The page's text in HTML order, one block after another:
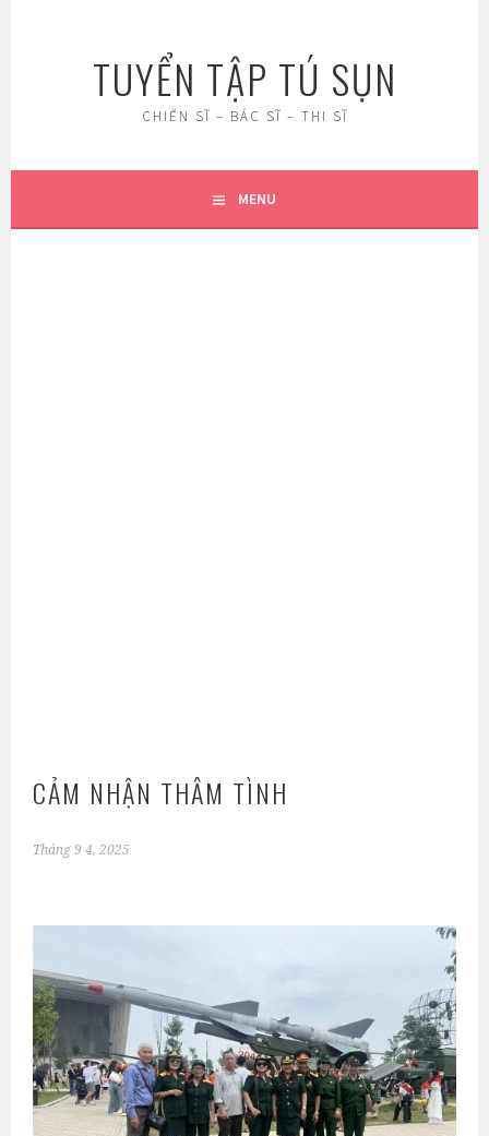
TUYỂN TẬP TÚ SỤN
CHIẾN SĨ – BÁC SĨ – THI SĨ
MENU
CẢM NHẬN THÂM TÌNH
Tháng 9 4, 2025